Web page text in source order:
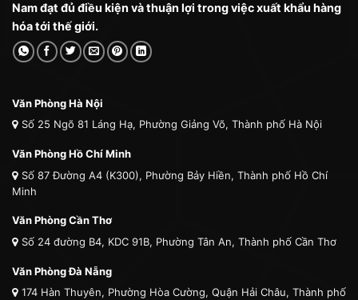
Nam đạt đủ điều kiện và thuận lợi trong việc xuất khẩu hàng
hóa tới thế giới.
Văn Phòng Hà Nội
Số 25 Ngõ 81 Láng Hạ, Phường Giảng Võ, Thành phố Hà Nội
Văn Phòng Hồ Chí Minh
Số 87 Đường A4 (K300), Phường Bảy Hiền, Thành phố Hồ Chí
Minh
Văn Phòng Cần Thơ
Số 24 đường B4, KDC 91B, Phường Tân An, Thành phố Cần Thơ
Văn Phòng Đà Nẵng
174 Hàn Thuyên, Phường Hòa Cường, Quận Hải Châu, Thành phố